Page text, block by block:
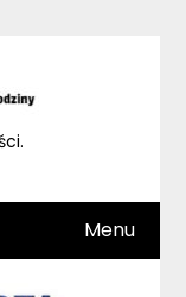
Menu